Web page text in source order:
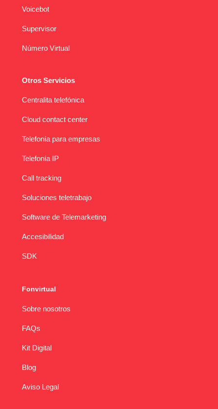
Voicebot
Supervisor
Número Virtual
Otros Servicios
Centralita telefónica
Cloud contact center
Telefonía para empresas
Telefonía IP
Call tracking
Soluciones teletrabajo
Software de Telemarketing
Accesibilidad
SDK
Fonvirtual
Sobre nosotros
FAQs
Kit Digital
Blog
Aviso Legal